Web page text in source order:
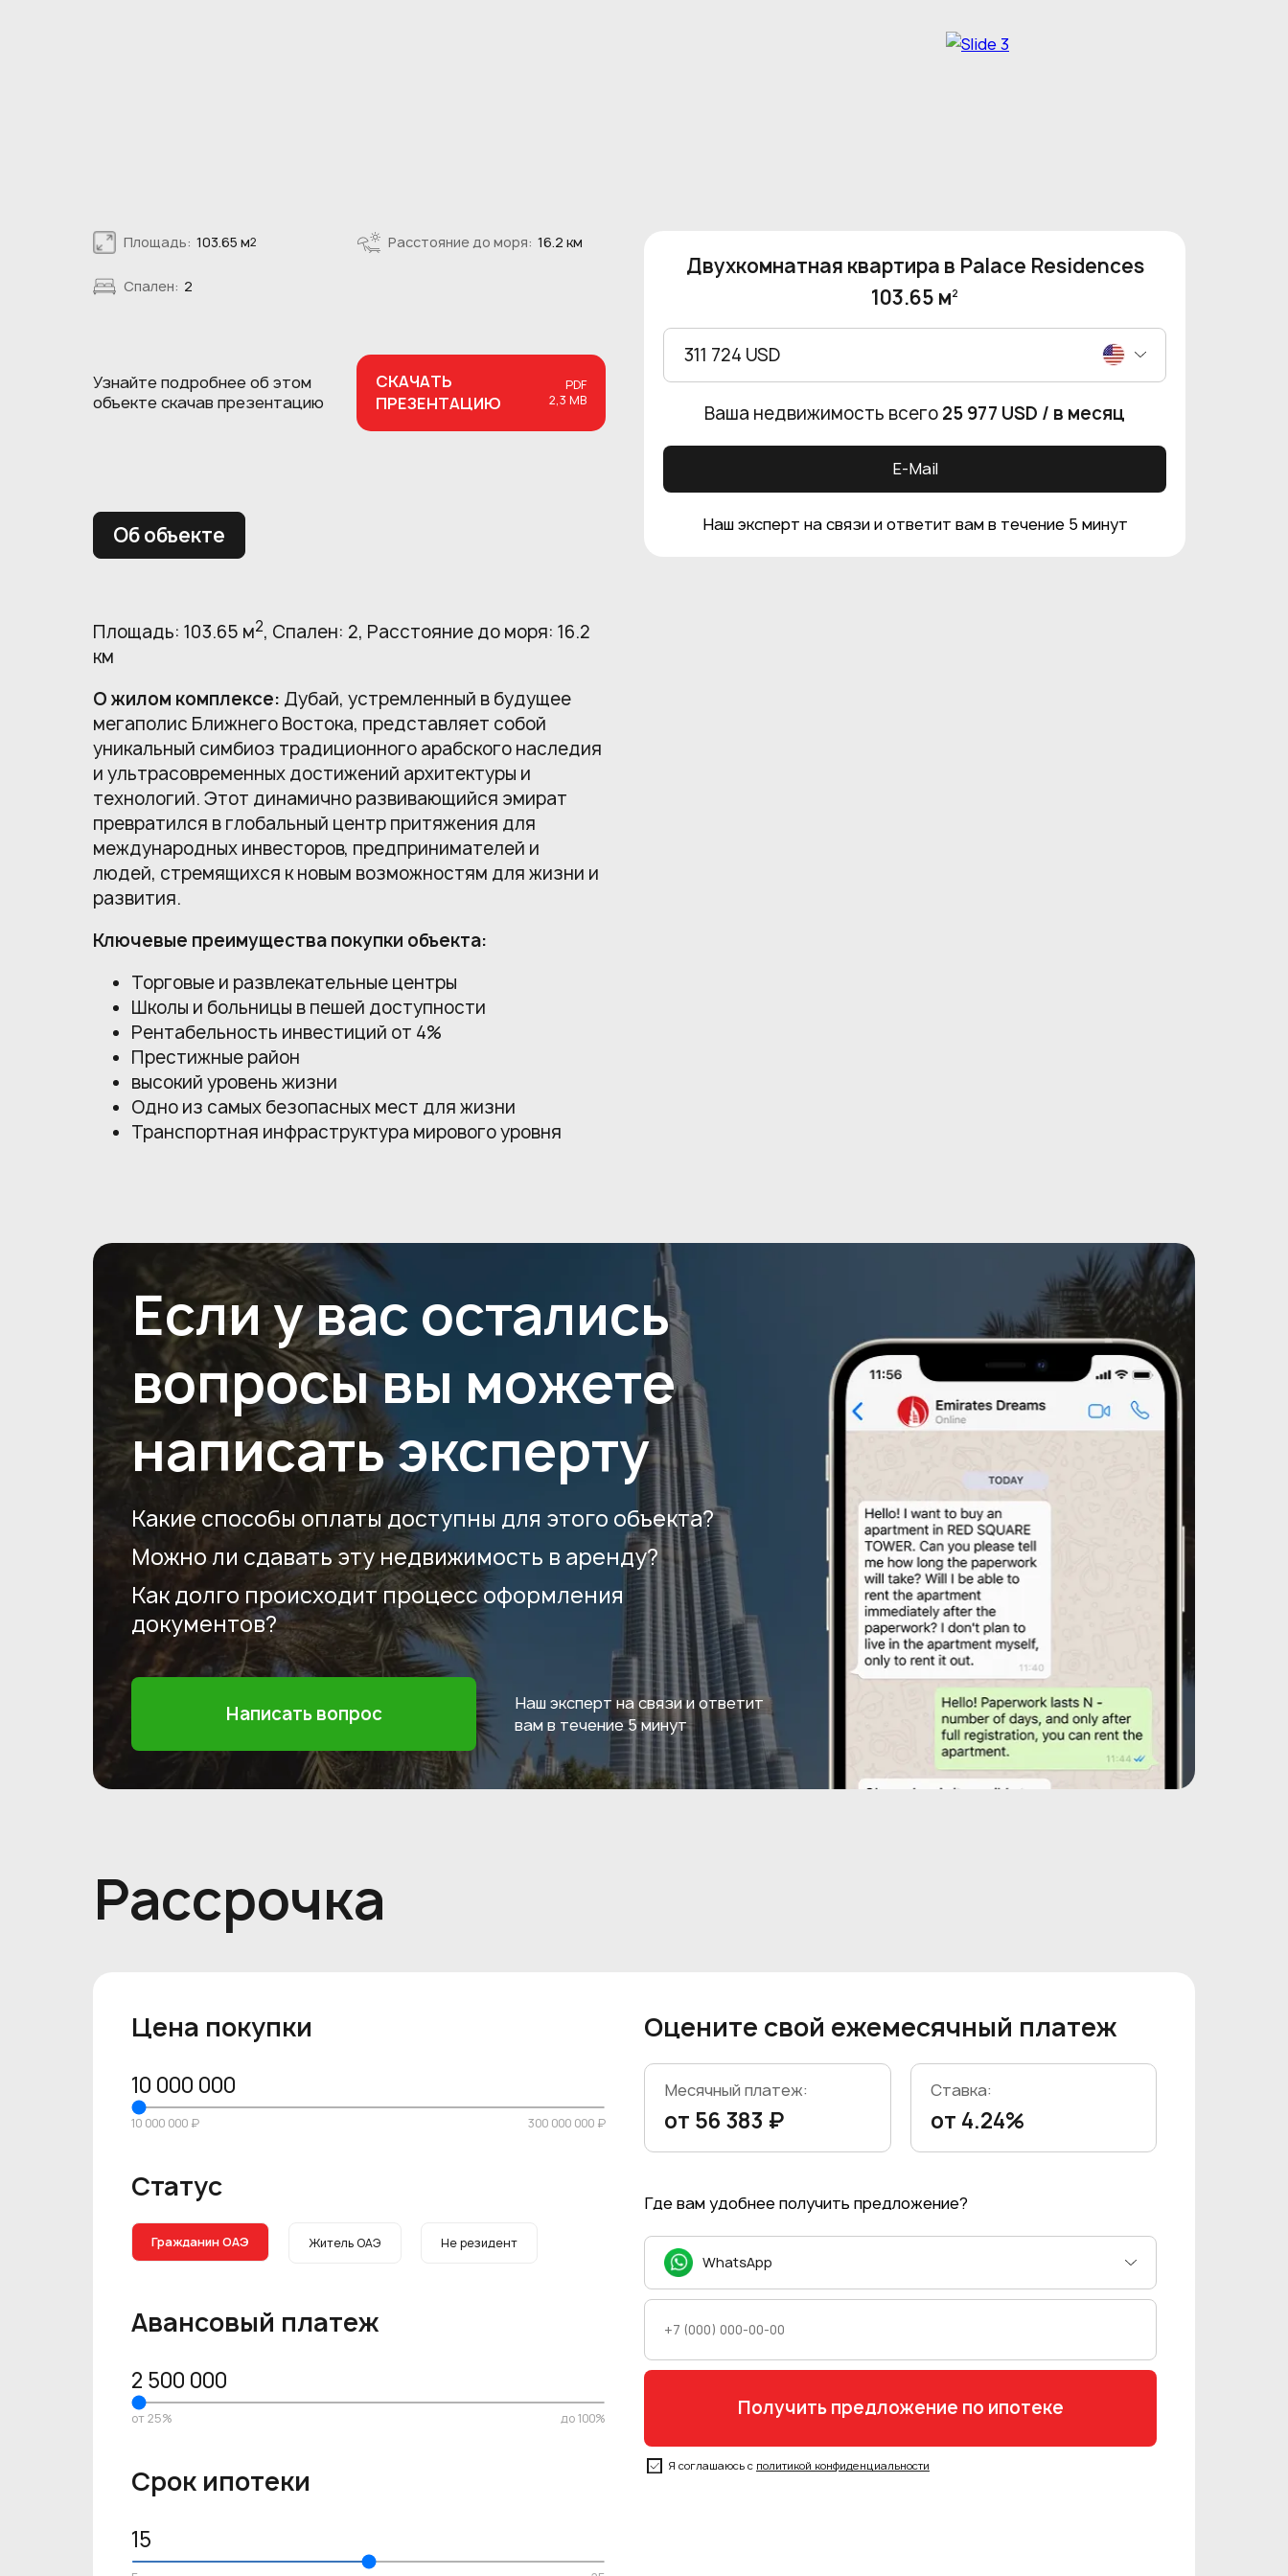
Площадь: 103.65 м2
Спален: 2
Расстояние до моря: 16.2 км
Узнайте подробнее об этом
объектескачав презентацию
СКАЧАТЬ
ПРЕЗЕНТАЦИЮ
PDF
2,3 MB
Об объекте
Площадь: 103.65 м2, Спален: 2, Расстояние до моря: 16.2
км
О жилом комплексе: Дубай, устремленный в будущее
мегаполис Ближнего Востока, представляет собой
уникальный симбиоз традиционного арабского наследия
и ультрасовременных достижений архитектуры и
технологий. Этот динамично развивающийся эмират
превратился в глобальный центр притяжения для
международных инвесторов, предпринимателей и
людей, стремящихся к новым возможностям для жизни и
развития.
Ключевые преимущества покупки объекта:
Торговые и развлекательные центры
Школы и больницы в пешей доступности
Рентабельность инвестиций от 4%
Престижные район
высокий уровень жизни
Одно из самых безопасных мест для жизни
Транспортная инфраструктура мирового уровня
Двухкомнатная квартира в Palace Residences
103.65 м2
311 724 USD
Ваша недвижимость всего 25 977 USD / в месяц
E-Mail
Наш эксперт на связи и ответит вам в течение 5 минут
Если у вас остались
вопросы вы можете
написать эксперту
Какие способы оплаты доступны для этого объекта?
Можно ли сдавать эту недвижимость в аренду?
Как долго происходит процесс оформления
документов?
Написать вопрос
Наш эксперт на связи и ответит
вам в течение5 минут
Рассрочка
Цена покупки
10 000 000
10 000 000 ₽ 300 000 000 ₽
Статус
Гражданин ОАЭ Житель ОАЭ Не резидент
Авансовый платеж
2 500 000
от 25% до 100%
Срок ипотеки
15
Оцените свой ежемесячный платеж
Месячный платеж:
от 56 383 ₽
Ставка:
от 4.24%
Где вам удобнее получить предложение?
WhatsApp
Я соглашаюсь с политикой конфиденциальности